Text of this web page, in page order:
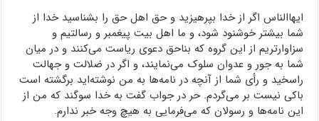
ایهاالناس اگر از خدا بپرهیزید و حق اهل حق را بشناسید خدا از
شما بیشتر خوشنود شود، و ما اهل بیت پیغمبر و رسالتیم و
سزاوارتریم از این گروه که بناحق دعوی ریاست می‌کنند و در میان
شما به جور و عدوان سلوک می‌نمایند، و اگر در ضلالت و جهالت
راسخید و رأی شما از آنچه در نامه‌ها به من نوشته‌اید برگشته است
باکی نیست بر می‌گردم. حر در جواب گفت به خدا سوگند که من از
این نامه‌ها و رسولان که می‌فرمایی به هیچ وجه خبر ندارم.